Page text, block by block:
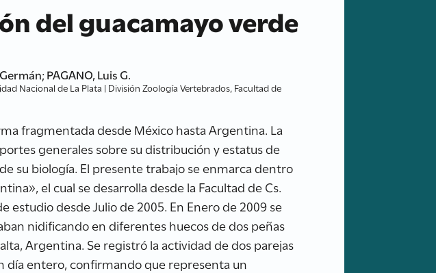
del guacamayo verde
PAGANO, Luis G.
Nacional de La Plata | División Zoología Vertebrados, Facultad de
fragmentada desde México hasta Argentina. La
generales sobre su distribución y estatus de
su biología. El presente trabajo se enmarca dentro
el cual se desarrolla desde la Facultad de Cs.
estudio desde Julio de 2005. En Enero de 2009 se
nidificando en diferentes huecos de dos peñas
Argentina. Se registró la actividad de dos parejas
día entero, confirmando que representa un